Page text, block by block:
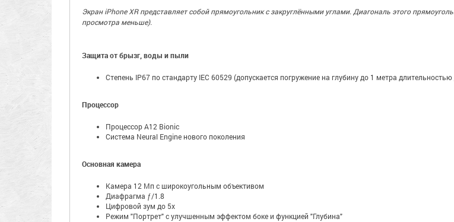
Экран iPhone XR представляет собой прямоугольник с закруглёнными углами. Диагональ этого
просмотра меньше).
Защита от брызг, воды и пыли
Степень IP67 по стандарту IEC 60529 (допускается погружение на глубину до 1 метра
Процессор
Процессор A12 Bionic
Система Neural Engine нового поколения
Основная камера
Камера 12 Мп с широкоугольным объективом
Диафрагма ƒ/1.8
Цифровой зум до 5x
Режим "Портрет" с улучшенным эффектом боке и функцией "Глубина"